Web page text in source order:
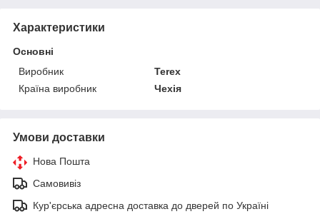
Характеристики
Основні
Виробник
Terex
Країна виробник
Чехія
Умови доставки
Нова Пошта
Самовивіз
Кур'єрська адресна доставка до дверей по Україні